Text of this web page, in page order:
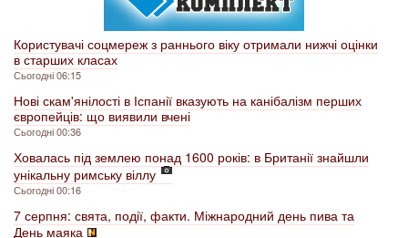
Користувачі соцмереж з раннього віку отримали нижчі оцінки
в старших класах
Сьогодні 06:15
Нові скам'янілості в Іспанії вказують на канібалізм перших
європейців: що виявили вчені
Сьогодні 00:36
Ховалась під землею понад 1600 років: в Британії знайшли
унікальну римську віллу
Сьогодні 00:16
7 серпня: свята, події, факти. Міжнародний день пива та
День маяка